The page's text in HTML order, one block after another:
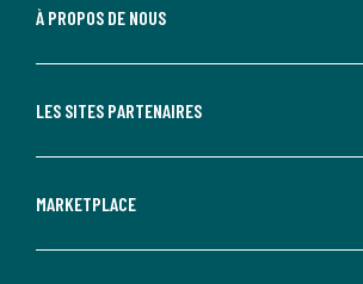
À PROPOS DE NOUS
LES SITES PARTENAIRES
MARKETPLACE